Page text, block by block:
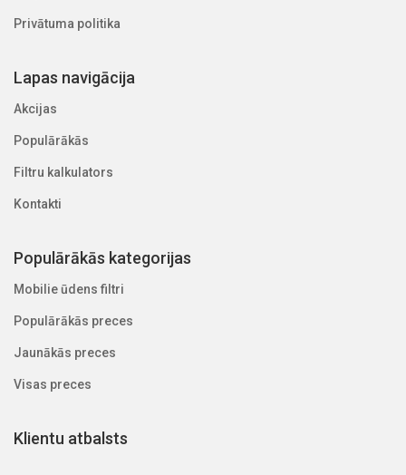
Privātuma politika
Lapas navigācija
Akcijas
Populārākās
Filtru kalkulators
Kontakti
Populārākās kategorijas
Mobilie ūdens filtri
Populārākās preces
Jaunākās preces
Visas preces
Klientu atbalsts